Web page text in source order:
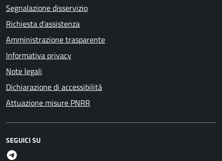
Segnalazione disservizio
Richiesta d'assistenza
Amministrazione trasparente
Informativa privacy
Note legali
Dichiarazione di accessibilità
Attuazione misure PNRR
SEGUICI SU